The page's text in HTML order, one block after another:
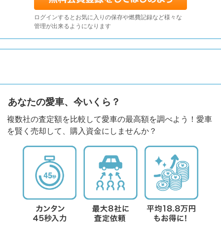
ログインするとお気に入りの保存や燃費記録など様々な
管理が出来るようになります
あなたの愛車、今いくら？
複数社の査定額を比較して愛車の最高額を調べよう！愛車
を賢く売却して、購入資金にしませんか？